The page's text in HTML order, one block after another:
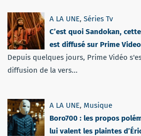
A LA UNE, Séries Tv
C’est quoi Sandokan,
est diffusé sur Prime
Depuis quelques jours, Prime Vidéo
diffusion de la vers...
A LA UNE, Musique
Boro700 : les propos
lui valent les plaintes